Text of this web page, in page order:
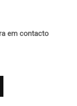
em contacto